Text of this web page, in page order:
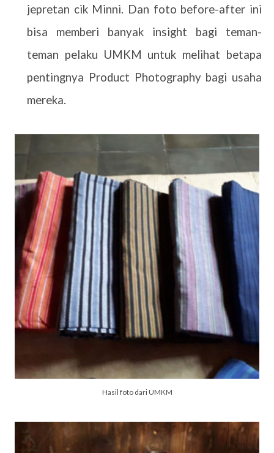
jepretan cik Minni. Dan foto before-after ini
bisa memberi banyak insight bagi teman-
teman pelaku UMKM untuk melihat betapa
pentingnya Product Photography bagi usaha
mereka.
Hasil foto dari UMKM